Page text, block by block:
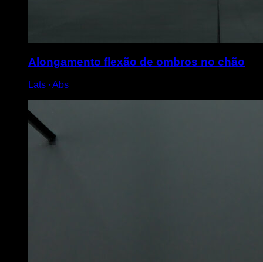
Alongamento flexão de ombros no chão
Lats ∙ Abs